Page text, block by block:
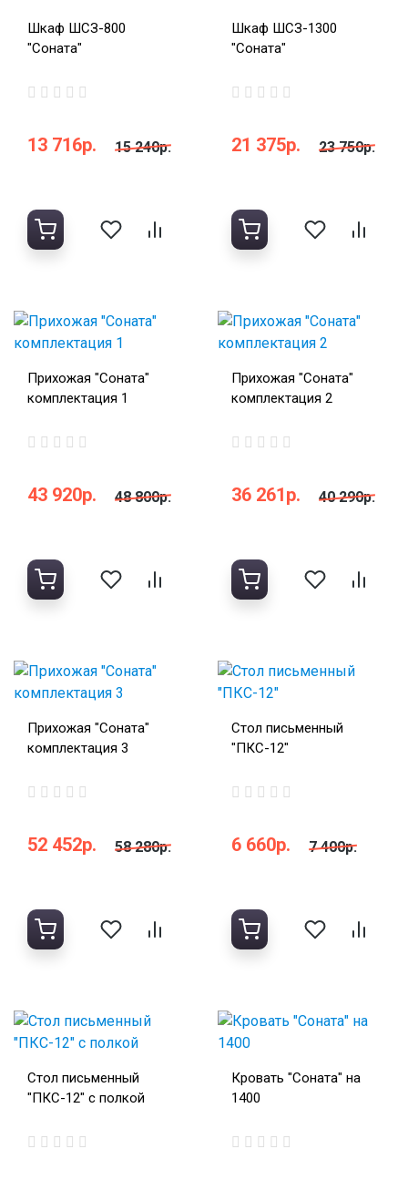
Шкаф ШСЗ-800
"Соната"
13 716р. 15 240р.
Шкаф ШСЗ-1300
"Соната"
21 375р. 23 750р.
Прихожая "Соната"
комплектация 1
43 920р. 48 800р.
Прихожая "Соната"
комплектация 2
36 261р. 40 290р.
Прихожая "Соната"
комплектация 3
52 452р. 58 280р.
Стол письменный
"ПКС-12"
6 660р. 7 400р.
Стол письменный
"ПКС-12" с полкой
Кровать "Соната" на
1400